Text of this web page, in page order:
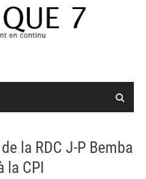
la RDC J-P Bemba
la CPI